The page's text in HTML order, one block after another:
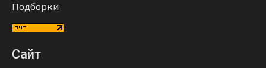
Подборки
Сайт